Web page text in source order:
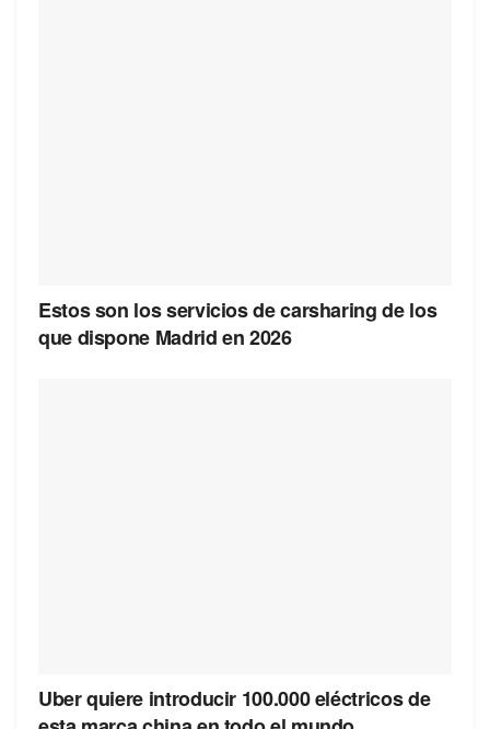
Estos son los servicios de carsharing de los
que dispone Madrid en 2026
Uber quiere introducir 100.000 eléctricos de